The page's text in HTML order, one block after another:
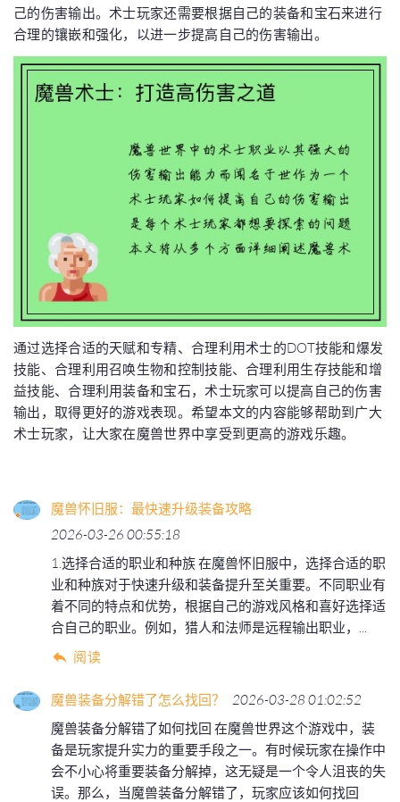
己的伤害输出。术士玩家还需要根据自己的装备和宝石来进行
合理的镶嵌和强化，以进一步提高自己的伤害输出。
通过选择合适的天赋和专精、合理利用术士的DOT技能和爆发
技能、合理利用召唤生物和控制技能、合理利用生存技能和增
益技能、合理利用装备和宝石，术士玩家可以提高自己的伤害
输出，取得更好的游戏表现。希望本文的内容能够帮助到广大
术士玩家，让大家在魔兽世界中享受到更高的游戏乐趣。
魔兽怀旧服：最快速升级装备攻略
2026-03-26 00:55:18
1.选择合适的职业和种族 在魔兽怀旧服中，选择合适的职
业和种族对于快速升级和装备提升至关重要。不同职业有
着不同的特点和优势，根据自己的游戏风格和喜好选择适
合自己的职业。例如，猎人和法师是远程输出职业，...
阅读
魔兽装备分解错了怎么找回？
2026-03-28 01:02:52
魔兽装备分解错了如何找回 在魔兽世界这个游戏中，装
备是玩家提升实力的重要手段之一。有时候玩家在操作中
会不小心将重要装备分解掉，这无疑是一个令人沮丧的失
误。那么，当魔兽装备分解错了，玩家应该如何找回